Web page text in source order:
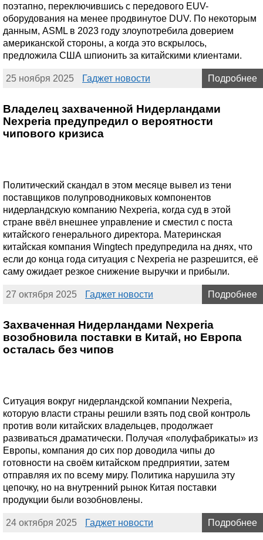
поэтапно, переключившись с передового EUV-
оборудования на менее продвинутое DUV. По некоторым
данным, ASML в 2023 году злоупотребила доверием
американской стороны, а когда это вскрылось,
предложила США шпионить за китайскими клиентами.
25 ноября 2025 Гаджет новости Подробнее
Владелец захваченной Нидерландами
Nexperia предупредил о вероятности
чипового кризиса
Политический скандал в этом месяце вывел из тени
поставщиков полупроводниковых компонентов
нидерландскую компанию Nexperia, когда суд в этой
стране ввёл внешнее управление и сместил с поста
китайского генерального директора. Материнская
китайская компания Wingtech предупредила на днях, что
если до конца года ситуация с Nexperia не разрешится, её
саму ожидает резкое снижение выручки и прибыли.
27 октября 2025 Гаджет новости Подробнее
Захваченная Нидерландами Nexperia
возобновила поставки в Китай, но Европа
осталась без чипов
Ситуация вокруг нидерландской компании Nexperia,
которую власти страны решили взять под свой контроль
против воли китайских владельцев, продолжает
развиваться драматически. Получая «полуфабрикаты» из
Европы, компания до сих пор доводила чипы до
готовности на своём китайском предприятии, затем
отправляя их по всему миру. Политика нарушила эту
цепочку, но на внутренний рынок Китая поставки
продукции были возобновлены.
24 октября 2025 Гаджет новости Подробнее